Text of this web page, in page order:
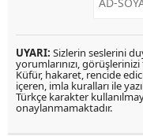
UYARI: Sizlerin seslerini
yorumlarınızı,
Küfür, hakaret, rencide
içeren, imla kuralları ile
Türkçe karakter
onaylanmamaktadır.